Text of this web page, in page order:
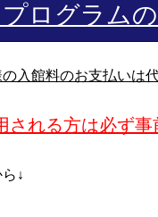
ログラム
入館料のお支払いは
れる方は必ず事
↓